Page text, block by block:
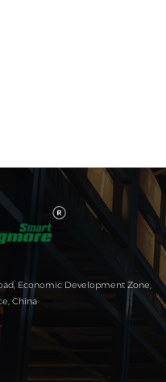
Economic Development Zone,
China